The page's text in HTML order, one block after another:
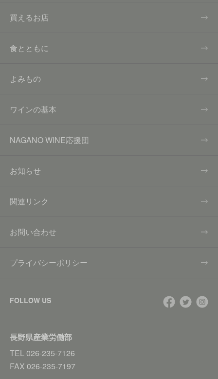
買えるお店
食とともに
よみもの
ワインの基本
NAGANO WINE応援団
お知らせ
関連リンク
お問い合わせ
プライバシーポリシー
FOLLOW US
長野県産業労働部
TEL 026-235-7126
FAX 026-235-7197